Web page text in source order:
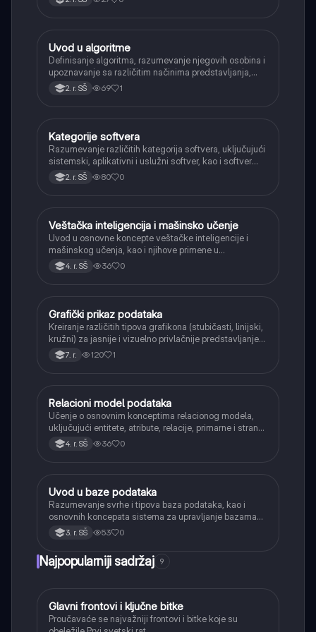
Informatika
Uvod u algoritme
Definisanje algoritma, razumevanje njegovih osobina i
upoznavanje sa različitim načinima predstavljanja,
kao što su pseudokod i dijagram toka.
2. r. SŠ 69 1
Informatika
Kategorije softvera
Razumevanje različitih kategorija softvera, uključujući
sistemski, aplikativni i uslužni softver, kao i softver
otvorenog koda.
2. r. SŠ 80 0
Informatika
Veštačka inteligencija i mašinsko učenje
Uvod u osnovne koncepte veštačke inteligencije i
mašinskog učenja, kao i njihove primene u
svakodnevnom životu i industriji.
4. r. SŠ 36 0
Informatika
Grafički prikaz podataka
Kreiranje različitih tipova grafikona (stubičasti, linijski,
kružni) za jasnije i vizuelno privlačnije predstavljanje
podataka.
7. r. 120 1
Informatika
Relacioni model podataka
Učenje o osnovnim konceptima relacionog modela,
uključujući entitete, atribute, relacije, primarne i strane
ključeve.
4. r. SŠ 36 0
Informatika
Uvod u baze podataka
Razumevanje svrhe i tipova baza podataka, kao i
osnovnih koncepata sistema za upravljanje bazama
podataka (DBMS).
3. r. SŠ 53 0
Najpopularniji sadržaj 9
Istorija
Glavni frontovi i ključne bitke
Proučavaće se najvažniji frontovi i bitke koje su